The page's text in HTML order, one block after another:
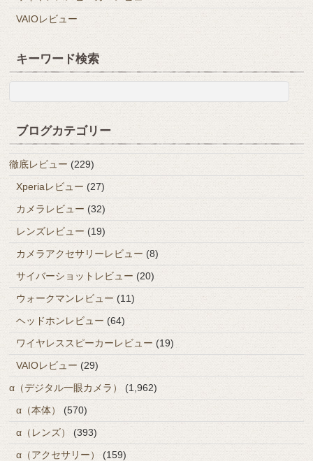
VAIOレビュー
キーワード検索
ブログカテゴリー
徹底レビュー (229)
Xperiaレビュー (27)
カメラレビュー (32)
レンズレビュー (19)
カメラアクセサリーレビュー (8)
サイバーショットレビュー (20)
ウォークマンレビュー (11)
ヘッドホンレビュー (64)
ワイヤレススピーカーレビュー (19)
VAIOレビュー (29)
α（デジタル一眼カメラ）
(1,962)
α（本体）
(570)
α（レンズ） (393)
α（アクセサリー）
(159)